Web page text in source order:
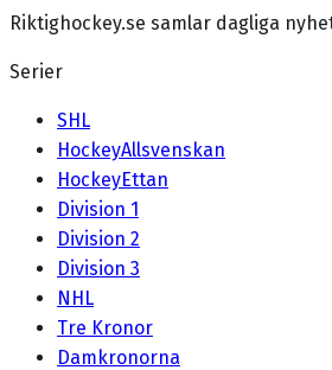
Riktighockey.se samlar dagliga
Serier
SHL
HockeyAllsvenskan
HockeyEttan
Division 1
Division 2
Division 3
NHL
Tre Kronor
Damkronorna